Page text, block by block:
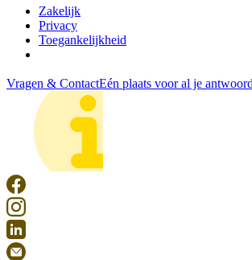
Zakelijk
Privacy
Toegankelijkheid
Vragen & ContactEén plaats voor al je